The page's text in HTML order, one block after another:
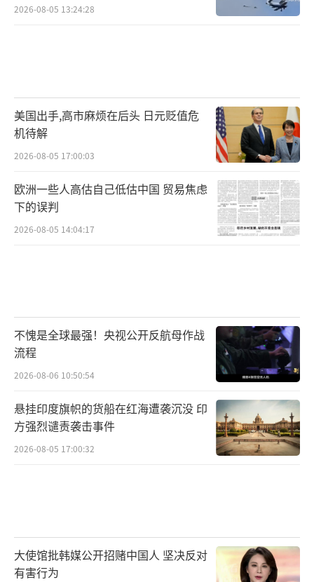
2026-08-05 13:24:28
美国出手,高市麻烦在后头 日元贬值危
机待解
2026-08-05 17:00:03
欧洲一些人高估自己低估中国 贸易焦虑
下的误判
2026-08-05 14:04:17
不愧是全球最强！央视公开反航母作战
流程
2026-08-06 10:50:54
悬挂印度旗帜的货船在红海遭袭沉没 印
方强烈谴责袭击事件
2026-08-05 17:00:32
大使馆批韩媒公开招赌中国人 坚决反对
有害行为